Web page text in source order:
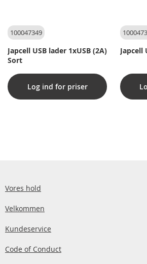
100047349
Japcell USB lader 1xUSB (2A)
Sort
Log ind for priser
Japcell
Vores hold
Velkommen
Kundeservice
Code of Conduct